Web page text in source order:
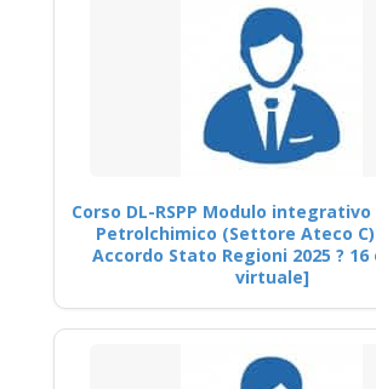
Corso DL-RSPP Modulo integrativo
Petrolchimico (Settore Ateco C)
Accordo Stato Regioni 2025 ?
virtuale]